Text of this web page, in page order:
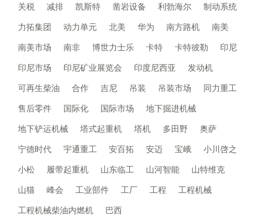
关税
减排 凯斯特 凿岩设备 利勃海尔
制动系统
力拓集团
动力单元 北美 华为 南方路机
南美
南美市场
南非 博世力士乐 卡特 卡特彼勒
印尼
印尼市场
印尼矿业展览会 印度尼西亚
发动机
可再生柴油
合作 吉尼 吊装 吊装市场
同力重工
售后零件
国际化 国际市场
地下掘进机械
地下铲运机械
塔式起重机 塔机 多田野
奥萨
宁德时代
宇通重工 安百拓 安迈 宝峨
小川啓之
小松
履带起重机 山东临工 山河智能
山特维克
山猫
峰会 工业部件 工厂 工程
工程机械
工程机械柴油内燃机
巴西